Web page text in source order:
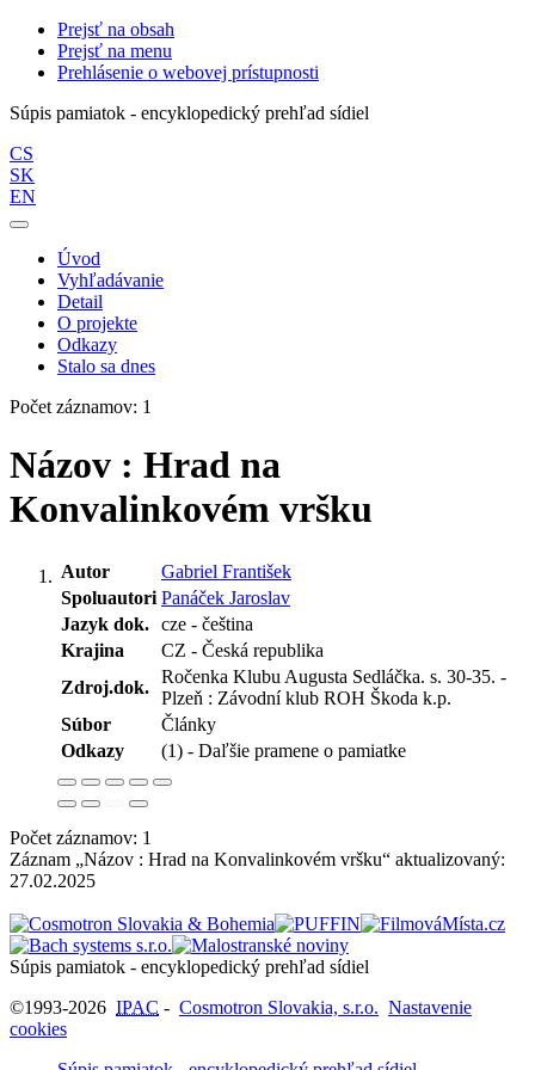
Prejsť na obsah
Prejsť na menu
Prehlásenie o webovej prístupnosti
Súpis pamiatok - encyklopedický prehľad sídiel
CS
SK
EN
Úvod
Vyhľadávanie
Detail
O projekte
Odkazy
Stalo sa dnes
Počet záznamov: 1
Názov : Hrad na
Konvalinkovém vršku
Autor
Gabriel František
Spoluautori Panáček Jaroslav
Jazyk dok. cze - čeština
Krajina
CZ - Česká republika
Zdroj.dok.
Ročenka Klubu Augusta Sedláčka. s. 30-35. -
Plzeň : Závodní klub ROH Škoda k.p.
Súbor
Články
Odkazy
(1) - Daľšie pramene o pamiatke
Počet záznamov: 1
Záznam „Názov : Hrad na Konvalinkovém vršku“ aktualizovaný:
27.02.2025
Súpis pamiatok - encyklopedický prehľad sídiel
©1993-2026 IPAC - Cosmotron Slovakia, s.r.o. Nastavenie
cookies